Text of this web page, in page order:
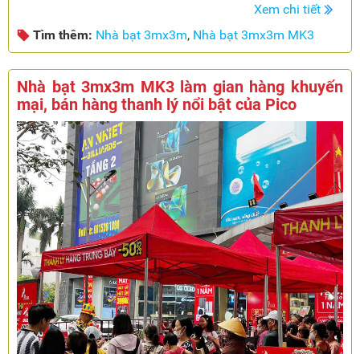
Xem chi tiết
Tìm thêm: Nhà bạt 3mx3m, Nhà bạt 3mx3m MK3
Nhà bạt 3mx3m MK3 làm gian hàng khuyến
mại, bán hàng thanh lý nổi bật của Pico